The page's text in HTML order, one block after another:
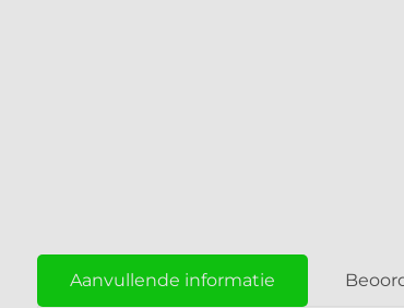
Aanvullende informatie